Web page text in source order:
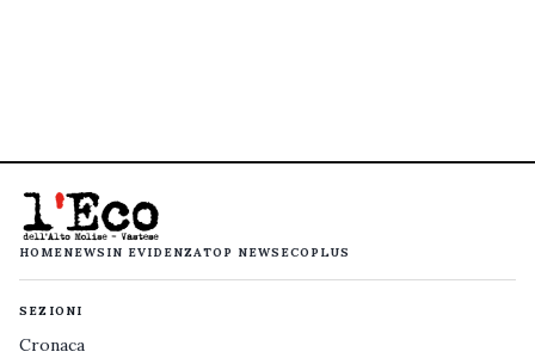
HOMENEWS IN EVIDENZATOP NEWS ECOPLUS
SEZIONI
Cronaca